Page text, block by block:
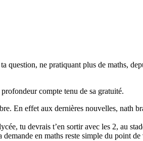
question, ne pratiquant plus de maths,
compte tenu de sa gratuité.
En effet aux dernières nouvelles, nath
tu devrais t’en sortir avec les 2, au
en maths reste simple du point